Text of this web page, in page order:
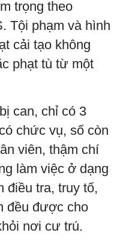
trọng theo
Tội phạm và hình
cải tạo không
phạt tù từ một
can, chỉ có 3
chức vụ, số còn
viên, thậm chí
làm việc ở dạng
điều tra, truy tố,
đều được cho
nơi cư trú.